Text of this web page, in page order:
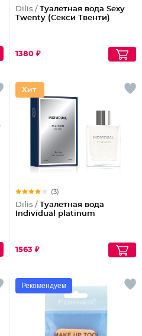
Dilis / Туалетная вода Sexy
Twenty (Секси Твенти)
1380 ₽
(3)
Dilis / Туалетная вода
Individual platinum
1563 ₽
Рекомендуем